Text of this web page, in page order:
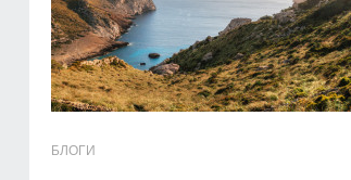
БЛОГИ